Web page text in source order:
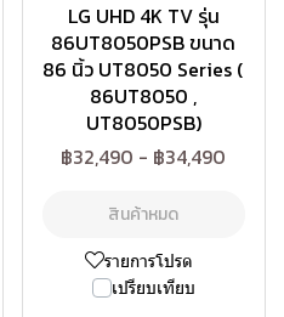
LG UHD 4K TV รุ่น
86UT8050PSB ขนาด
86 นิ้ว UT8050 Series (
86UT8050 ,
UT8050PSB)
฿32,490 - ฿34,490
สินค้าหมด
รายการโปรด
เปรียบเทียบ